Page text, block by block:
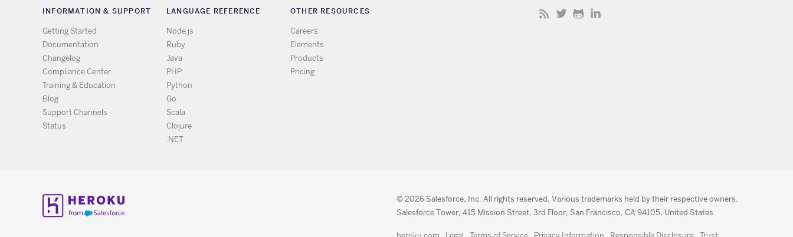
INFORMATION & SUPPORT
Getting Started
Documentation
Changelog
Compliance Center
Training & Education
Blog
Support Channels
Status
LANGUAGE REFERENCE
Node.js
Ruby
Java
PHP
Python
Go
Scala
Clojure
.NET
OTHER RESOURCES
Careers
Elements
Products
Pricing
© 2026 Salesforce, Inc. All rights reserved. Various trademarks held by their respective owners.
Salesforce Tower, 415 Mission Street, 3rd Floor, San Francisco, CA 94105, United States